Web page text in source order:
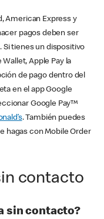
American Express y
pagos deben ser
Si tienes un dispositivo
Apple Pay la
de pago dentro del
en el app Google
Google Pay™
. También puedes
hagas con Mobile Order
contacto
sin contacto?